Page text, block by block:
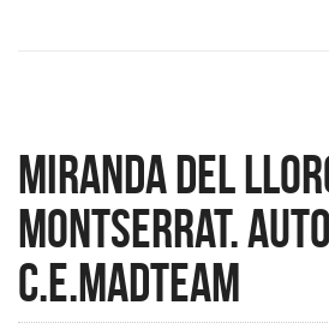
Miranda del
Montserrat.
c.e.madteam